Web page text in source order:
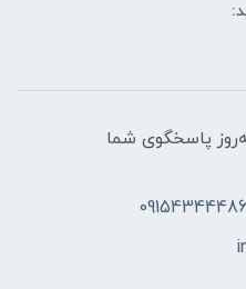
شبانه‌روز پاسخگوی شما